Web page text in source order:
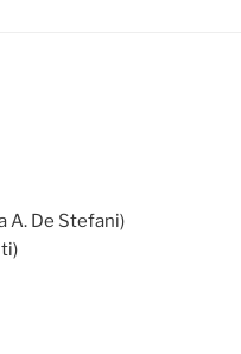
A. De Stefani)